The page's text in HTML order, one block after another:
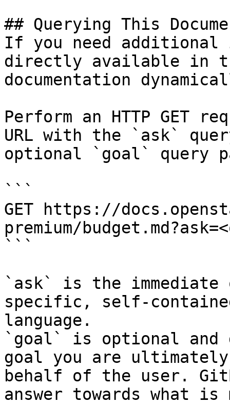
## Querying This
If you need
directly available in
documentation
Perform an HTTP GET
URL with the `ask`
optional `goal` query
```
GET https://
premium/
```
`ask` is the
specific, self-
language.
`goal` is optional and
goal you are
behalf of the user.
answer towards what